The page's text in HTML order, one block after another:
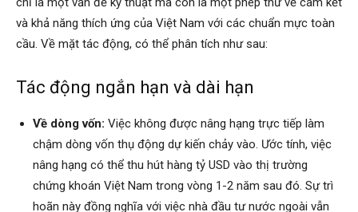
và khả năng thích ứng của Việt Nam với các chuẩn mực toàn
cầu. Về mặt tác động, có thể phân tích như sau:
Tác động ngắn hạn và dài hạn
Về dòng vốn: Việc không được nâng hạng trực tiếp làm
chậm dòng vốn thụ động dự kiến chảy vào. Ước tính, việc
nâng hạng có thể thu hút hàng tỷ USD vào thị trường
chứng khoán Việt Nam trong vòng 1-2 năm sau đó. Sự trì
hoãn này đồng nghĩa với việc nhà đầu tư nước ngoài vẫn